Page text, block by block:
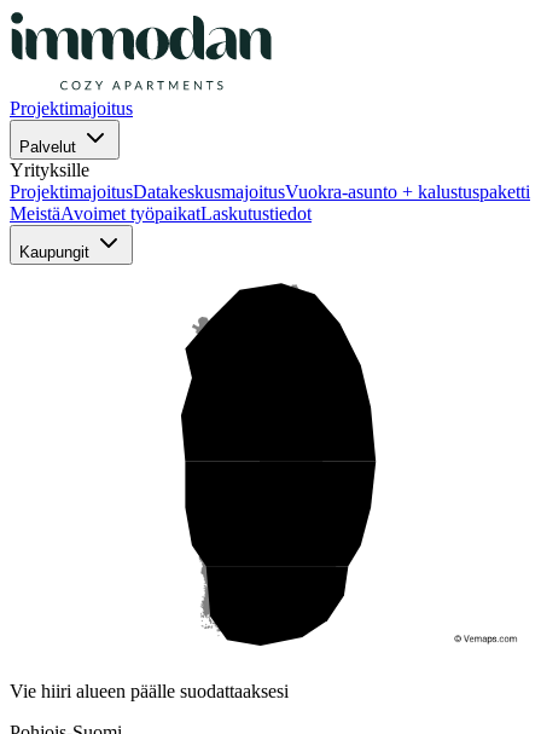
Projektimajoitus
Palvelut
Yrityksille
ProjektimajoitusDatakeskusmajoitusVuokra-asunto + kalustuspaketti
MeistäAvoimet työpaikatLaskutustiedot
Kaupungit
Vie hiiri alueen päälle suodattaaksesi